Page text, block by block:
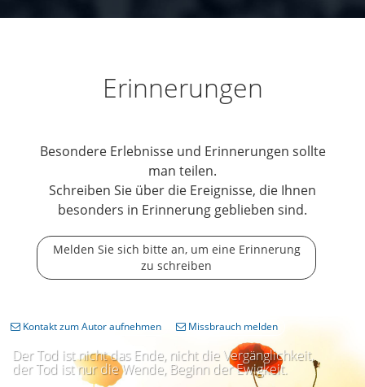
Erinnerungen
Besondere Erlebnisse und Erinnerungen sollte
man teilen.
Schreiben Sie über die Ereignisse, die Ihnen
besonders in Erinnerung geblieben sind.
Melden Sie sich bitte an, um eine Erinnerung
zu schreiben
Der Tod ist nicht das Ende, nicht die Vergänglichkeit,
der Tod ist nur die Wende, Beginn der Ewigkeit.
Kontakt zum Autor aufnehmen Missbrauch melden